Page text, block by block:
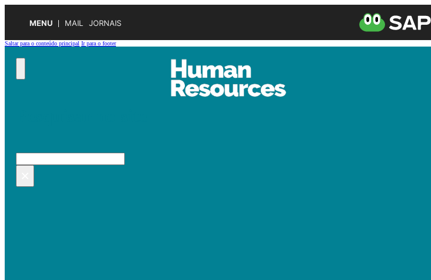
MENU MAIL JORNAIS
Saltar para o conteúdo principal Ir para o footer
Pesquisar